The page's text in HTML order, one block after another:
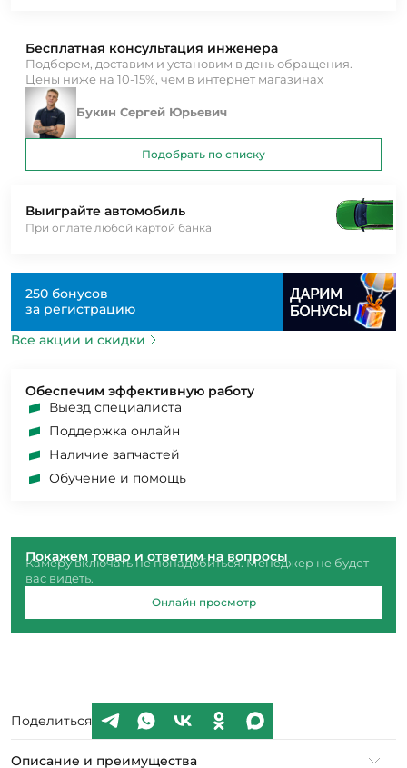
Выиграйте автомобиль
При оплате любой картой банка
250 бонусов
за регистрацию
Все акции и скидки
Обеспечим эффективную работу
Выезд специалиста
Поддержка онлайн
Наличие запчастей
Обучение и помощь
Покажем товар и ответим на вопросы
Камеру включать не понадобиться. Менеджер не будет
вас видеть.
Онлайн просмотр
Бесплатная консультация инженера
Подберем, доставим и установим в день обращения.
Цены ниже на 10-15%, чем в интернет магазинах
Букин Сергей Юрьевич
Подобрать по списку
Поделиться
Описание и преимущества